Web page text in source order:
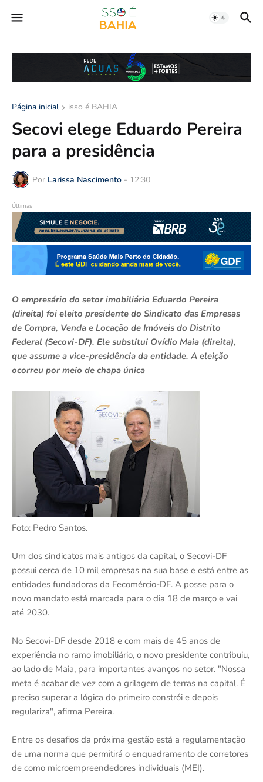
Página inicial isso é BAHIA
Secovi elege Eduardo Pereira
para a presidência
Por Larissa Nascimento - 12:30
Últimas
O empresário do setor imobiliário Eduardo Pereira
(direita) foi eleito presidente do Sindicato das Empresas
de Compra, Venda e Locação de Imóveis do Distrito
Federal (Secovi-DF). Ele substitui Ovídio Maia (direita),
que assume a vice-presidência da entidade. A eleição
ocorreu por meio de chapa única
Foto: Pedro Santos.
Um dos sindicatos mais antigos da capital, o Secovi-DF
possui cerca de 10 mil empresas na sua base e está entre as
entidades fundadoras da Fecomércio-DF. A posse para o
novo mandato está marcada para o dia 18 de março e vai
até 2030.
No Secovi-DF desde 2018 e com mais de 45 anos de
experiência no ramo imobiliário, o novo presidente contribuiu,
ao lado de Maia, para importantes avanços no setor. "Nossa
meta é acabar de vez com a grilagem de terras na capital. É
preciso superar a lógica do primeiro constrói e depois
regulariza", afirma Pereira.
Entre os desafios da próxima gestão está a regulamentação
de uma norma que permitirá o enquadramento de corretores
de como microempreendedores individuais (MEI).